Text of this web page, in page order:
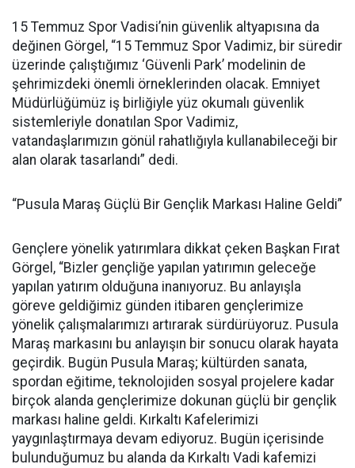
15 Temmuz Spor Vadisi’nin güvenlik altyapısına da
değinen Görgel, “15 Temmuz Spor Vadimiz, bir süredir
üzerinde çalıştığımız ‘Güvenli Park’ modelinin de
şehrimizdeki önemli örneklerinden olacak. Emniyet
Müdürlüğümüz iş birliğiyle yüz okumalı güvenlik
sistemleriyle donatılan Spor Vadimiz,
vatandaşlarımızın gönül rahatlığıyla kullanabileceği bir
alan olarak tasarlandı” dedi.
“Pusula Maraş Güçlü Bir Gençlik Markası Haline Geldi”
Gençlere yönelik yatırımlara dikkat çeken Başkan Fırat
Görgel, “Bizler gençliğe yapılan yatırımın geleceğe
yapılan yatırım olduğuna inanıyoruz. Bu anlayışla
göreve geldiğimiz günden itibaren gençlerimize
yönelik çalışmalarımızı artırarak sürdürüyoruz. Pusula
Maraş markasını bu anlayışın bir sonucu olarak hayata
geçirdik. Bugün Pusula Maraş; kültürden sanata,
spordan eğitime, teknolojiden sosyal projelere kadar
birçok alanda gençlerimize dokunan güçlü bir gençlik
markası haline geldi. Kırkaltı Kafelerimizi
yaygınlaştırmaya devam ediyoruz. Bugün içerisinde
bulunduğumuz bu alanda da Kırkaltı Vadi kafemizi